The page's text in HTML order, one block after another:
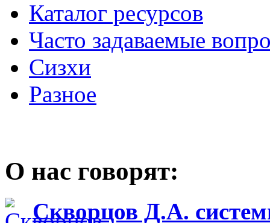
Каталог ресурсов
Часто задаваемые
Сизхи
Разное
О нас говорят:
Скворцов Д.А.